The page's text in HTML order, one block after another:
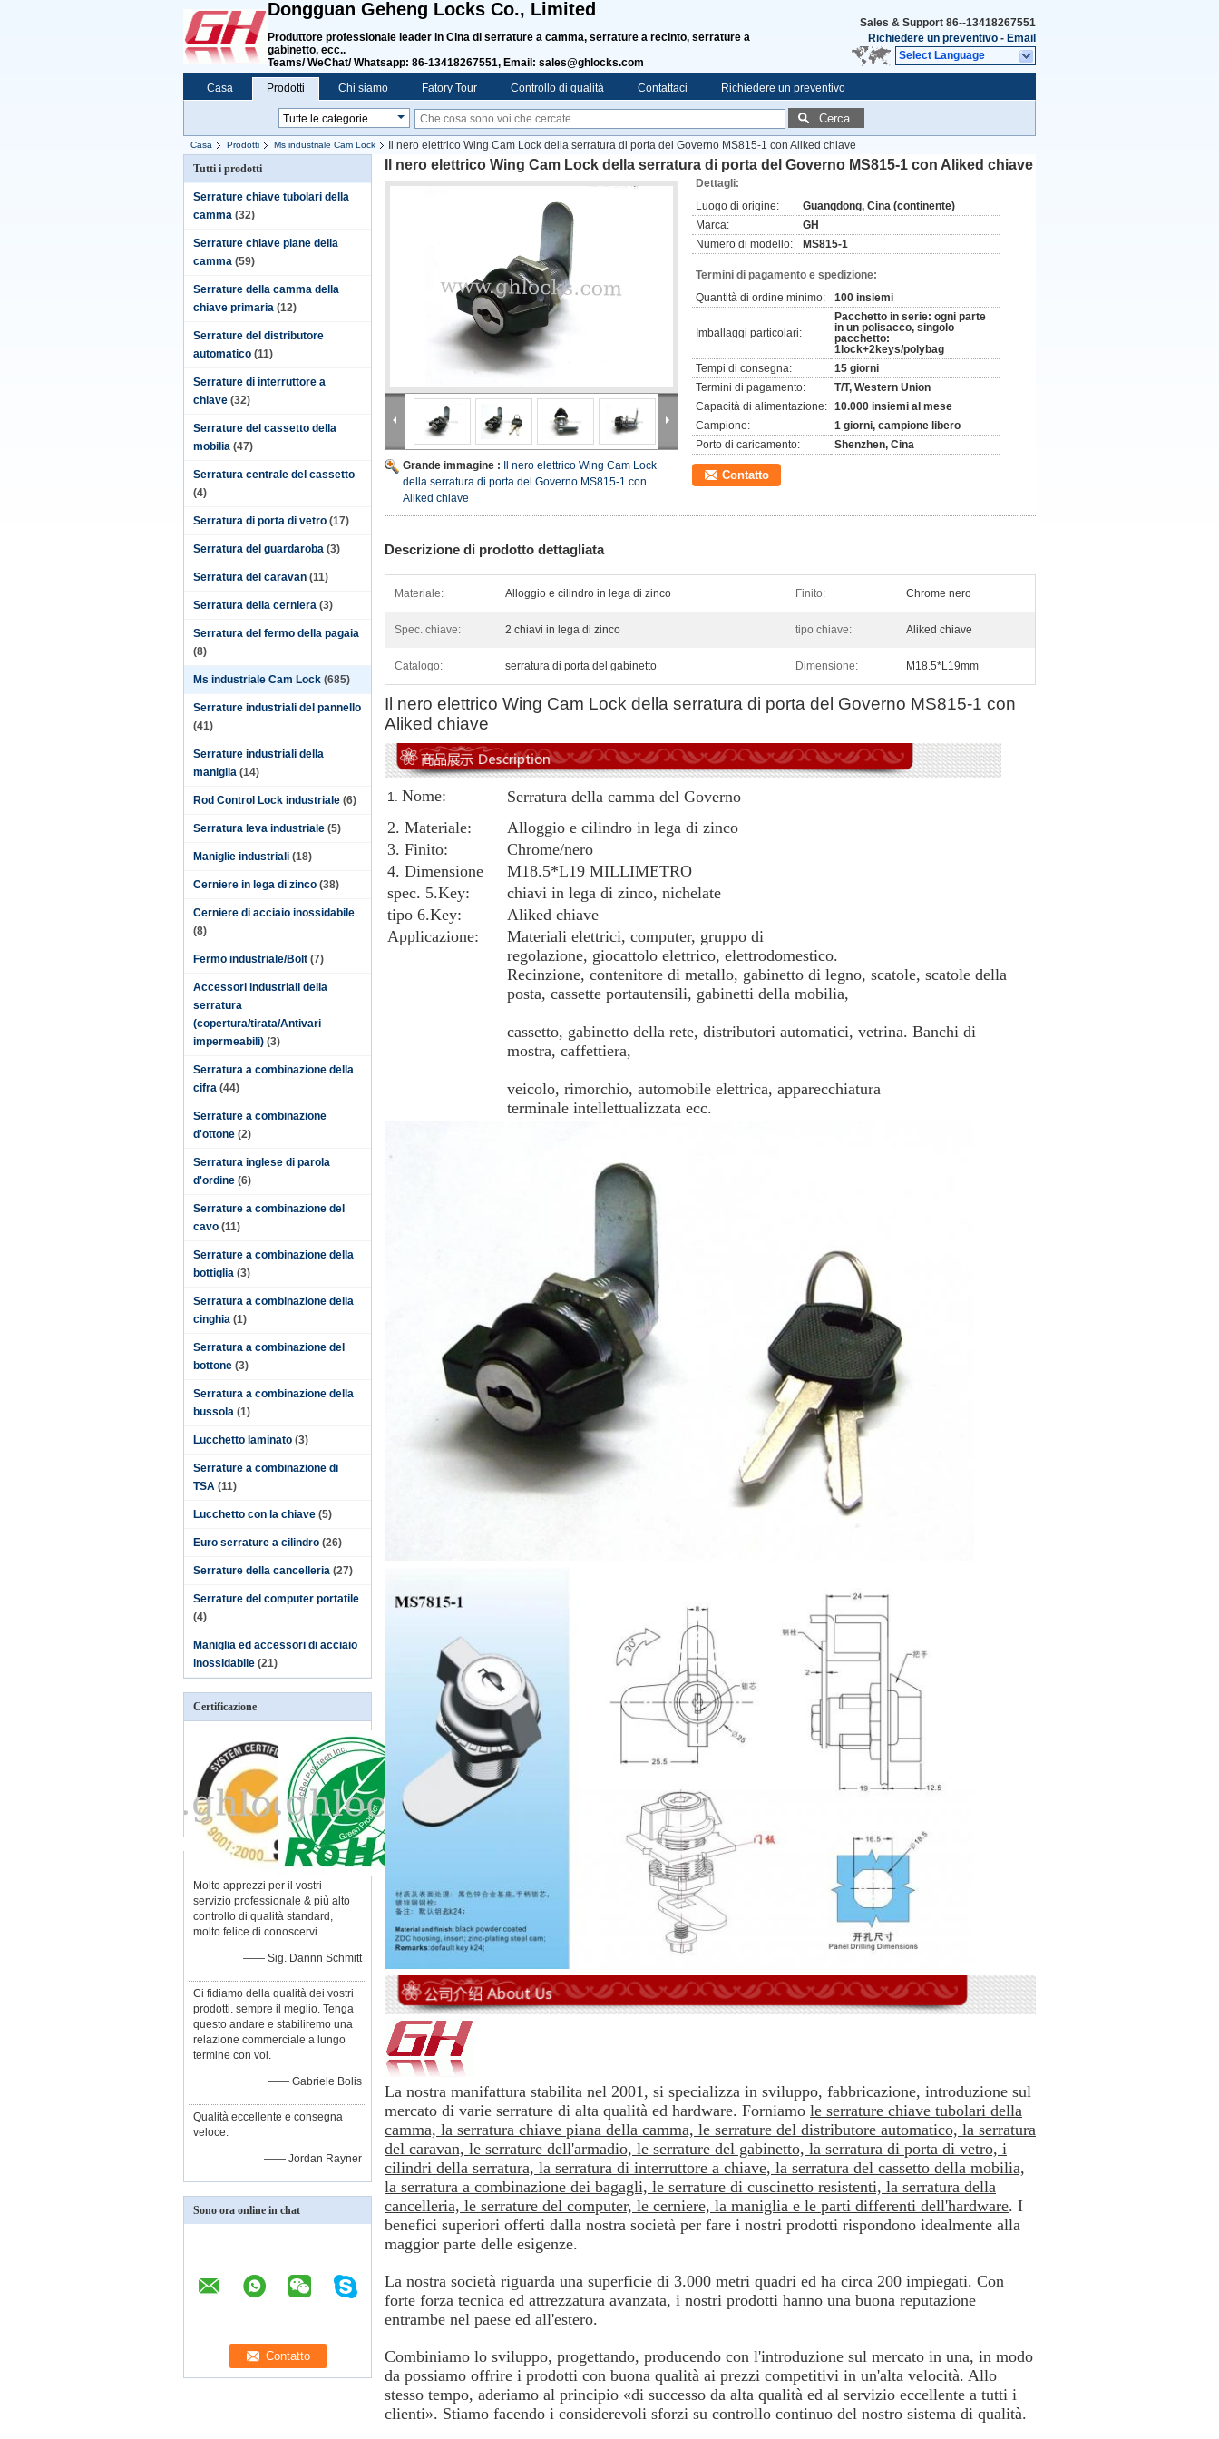
Dongguan Geheng Locks Co., Limited
Produttore professionale leader in Cina di serrature a camma, serrature a recinto, serrature a
gabinetto, ecc..
Teams/ WeChat/ Whatsapp: 86-13418267551, Email: sales@ghlocks.com
Sales & Support 86--13418267551
Richiedere un preventivo - Email
Select Language
Casa Prodotti Chi siamo Fatory Tour Controllo di qualità Contattaci Richiedere un preventivo
Cerca
Casa Prodotti Ms industriale Cam Lock
Il nero elettrico Wing Cam Lock della serratura di porta del Governo MS815-1 con Aliked chiave
Tutti i prodotti
Serrature chiave tubolari della
camma (32)
Serrature chiave piane della
camma (59)
Serrature della camma della
chiave primaria (12)
Serrature del distributore
automatico (11)
Serrature di interruttore a
chiave (32)
Serrature del cassetto della
mobilia (47)
Serratura centrale del cassetto
(4)
Serratura di porta di vetro (17)
Serratura del guardaroba (3)
Serratura del caravan (11)
Serratura della cerniera (3)
Serratura del fermo della pagaia
(8)
Ms industriale Cam Lock (685)
Serrature industriali del pannello
(41)
Serrature industriali della
maniglia (14)
Rod Control Lock industriale (6)
Serratura leva industriale (5)
Maniglie industriali (18)
Cerniere in lega di zinco (38)
Cerniere di acciaio inossidabile
(8)
Fermo industriale/Bolt (7)
Accessori industriali della
serratura
(copertura/tirata/Antivari
impermeabili) (3)
Serratura a combinazione della
cifra (44)
Serrature a combinazione
d'ottone (2)
Serratura inglese di parola
d'ordine (6)
Serrature a combinazione del
cavo (11)
Serrature a combinazione della
bottiglia (3)
Serratura a combinazione della
cinghia (1)
Serratura a combinazione del
bottone (3)
Serratura a combinazione della
bussola (1)
Lucchetto laminato (3)
Serrature a combinazione di
TSA (11)
Lucchetto con la chiave (5)
Euro serrature a cilindro (26)
Serrature della cancelleria (27)
Serrature del computer portatile
(4)
Maniglia ed accessori di acciaio
inossidabile (21)
Certificazione
Molto apprezzi per il vostri
servizio professionale & più alto
controllo di qualità standard,
molto felice di conoscervi.
—— Sig. Dannn Schmitt
Ci fidiamo della qualità dei vostri
prodotti. sempre il meglio. Tenga
questo andare e stabiliremo una
relazione commerciale a lungo
termine con voi.
—— Gabriele Bolis
Qualità eccellente e consegna
veloce.
—— Jordan Rayner
Sono ora online in chat
Il nero elettrico Wing Cam Lock della serratura di porta del Governo MS815-1 con Aliked chiave
Grande immagine :
Il nero elettrico Wing Cam Lock
della serratura di porta del Governo MS815-1 con
Aliked chiave
Dettagli:
Luogo di origine:
Guangdong, Cina (continente)
Marca:
GH
Numero di modello:
MS815-1
Termini di pagamento e spedizione:
Quantità di ordine minimo:
100 insiemi
Imballaggi particolari:
Pacchetto in serie: ogni parte
in un polisacco, singolo
pacchetto:
1lock+2keys/polybag
Tempi di consegna:
15 giorni
Termini di pagamento:
T/T, Western Union
Capacità di alimentazione: 10.000 insiemi al mese
Campione:
1 giorni, campione libero
Porto di caricamento:
Shenzhen, Cina
Contatto
Descrizione di prodotto dettagliata
Materiale: Alloggio e cilindro in lega di zinco Finito: Chrome nero
Spec. chiave: 2 chiavi in lega di zinco tipo chiave: Aliked chiave
Catalogo: serratura di porta del gabinetto Dimensione: M18.5*L19mm
Il nero elettrico Wing Cam Lock della serratura di porta del Governo MS815-1 con
Aliked chiave
1. Nome:
Serratura della camma del Governo
2. Materiale:
Alloggio e cilindro in lega di zinco
3. Finito:
Chrome/nero
4. Dimensione
M18.5*L19 MILLIMETRO
spec. 5.Key:
chiavi in lega di zinco, nichelate
tipo 6.Key:
Aliked chiave
Applicazione:
Materiali elettrici, computer, gruppo di
regolazione, giocattolo elettrico, elettrodomestico.
Recinzione, contenitore di metallo, gabinetto di legno, scatole, scatole della
posta, cassette portautensili, gabinetti della mobilia,
cassetto, gabinetto della rete, distributori automatici, vetrina. Banchi di
mostra, caffettiera,
veicolo, rimorchio, automobile elettrica, apparecchiatura
terminale intellettualizzata ecc.
La nostra manifattura stabilita nel 2001, si specializza in sviluppo, fabbricazione, introduzione sul
mercato di varie serrature di alta qualità ed hardware. Forniamo le serrature chiave tubolari della
camma, la serratura chiave piana della camma, le serrature del distributore automatico, la serratura
del caravan, le serrature dell'armadio, le serrature del gabinetto, la serratura di porta di vetro, i
cilindri della serratura, la serratura di interruttore a chiave, la serratura del cassetto della mobilia,
la serratura a combinazione dei bagagli, le serrature di cuscinetto resistenti, la serratura della
cancelleria, le serrature del computer, le cerniere, la maniglia e le parti differenti dell'hardware. I
benefici superiori offerti dalla nostra società per fare i nostri prodotti rispondono idealmente alla
maggior parte delle esigenze.
La nostra società riguarda una superficie di 3.000 metri quadri ed ha circa 200 impiegati. Con
forte forza tecnica ed attrezzatura avanzata, i nostri prodotti hanno una buona reputazione
entrambe nel paese ed all'estero.
Combiniamo lo sviluppo, progettando, producendo con l'introduzione sul mercato in una, in modo
da possiamo offrire i prodotti con buona qualità ai prezzi competitivi in un'alta velocità. Allo
stesso tempo, aderiamo al principio «di successo da alta qualità ed al servizio eccellente a tutti i
clienti». Stiamo facendo i considerevoli sforzi su controllo continuo del nostro sistema di qualità.